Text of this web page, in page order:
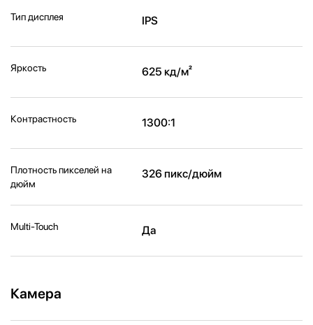
Тип дисплея IPS
Яркость 625 кд/м²
Контрастность 1300:1
Плотность пикселей на
дюйм
326 пикс/дюйм
Multi-Touch Да
Камера